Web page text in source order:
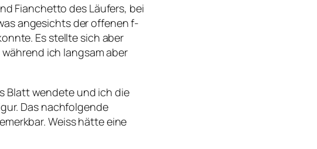
Fianchetto des Läufers, bei
angesichts der offenen f-
Es stellte sich aber
ich langsam aber
Blatt wendete und ich die
Das nachfolgende
Weiss hätte eine